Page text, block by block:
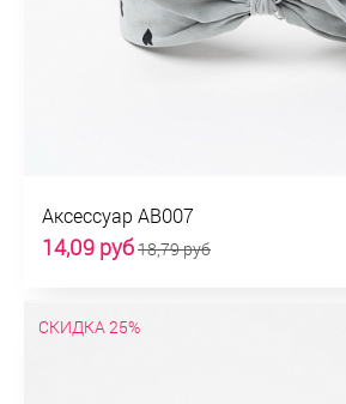
Аксессуар АВ007
14,09 руб18,79 руб
СКИДКА 25%